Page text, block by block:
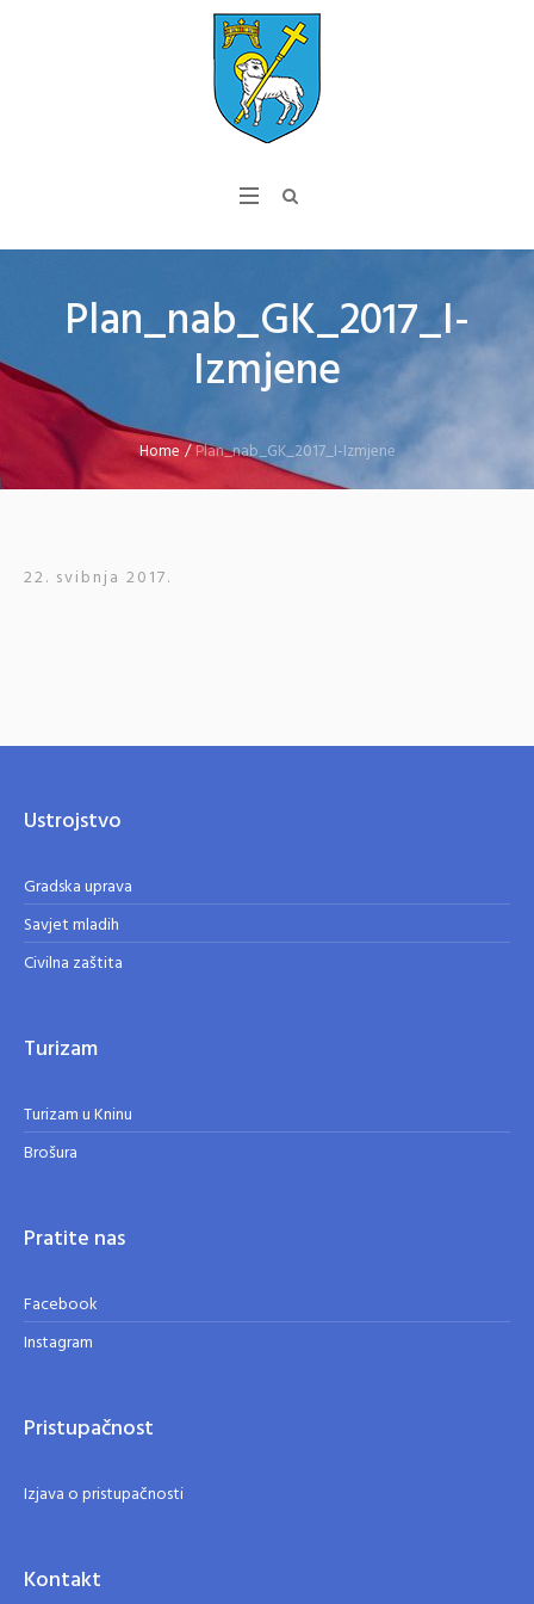
Plan_nab_GK_2017_I-
Izmjene
Home /Plan_nab_GK_2017_I-Izmjene
22. svibnja 2017.
Ustrojstvo
Gradska uprava
Savjet mladih
Civilna zaštita
Turizam
Turizam u Kninu
Brošura
Pratite nas
Facebook
Instagram
Pristupačnost
Izjava o pristupačnosti
Kontakt